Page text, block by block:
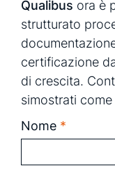
Qualibus ora è
strutturato
certificazione
di crescita.
simostrati
Nome *